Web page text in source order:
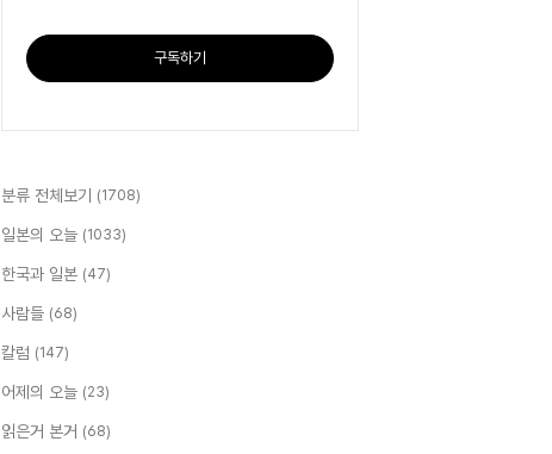
구독하기
분류 전체보기 (1708)
일본의 오늘 (1033)
한국과 일본 (47)
사람들 (68)
칼럼 (147)
어제의 오늘 (23)
읽은거 본거 (68)